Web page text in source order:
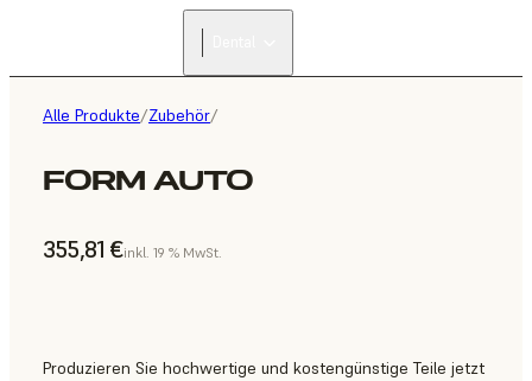
Alle Produkte/Zubehör/
FORM AUTO
355,81 €inkl. 19 % MwSt.
Produzieren Sie hochwertige und kostengünstige Teile jetzt